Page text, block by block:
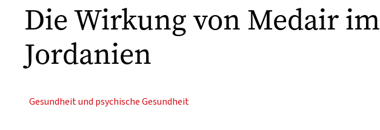
Die Wirkung von Medair im
Jordanien
Gesundheit und psychische Gesundheit